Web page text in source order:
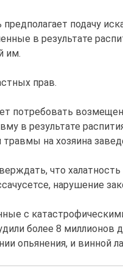
предполагает подачу
в результате
им.
прав.
потребовать
в результате
на хозяина
что халатность
нарушение
с
более 8
опьянения, и винной